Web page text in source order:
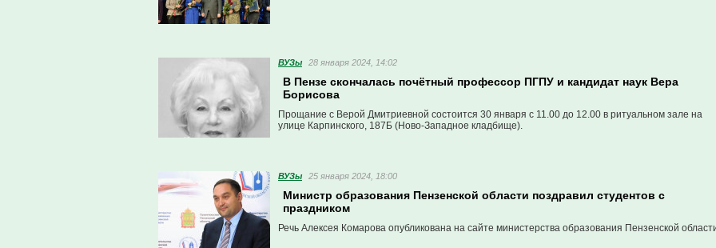
ВУЗы 28 января 2024, 14:02
В Пензе скончалась почётный профессор ПГПУ и кандидат наук Вера
Борисова
Прощание с Верой Дмитриевной состоится 30 января с 11.00 до 12.00 в ритуальном зале на
улице Карпинского, 187Б (Ново-Западное кладбище).
ВУЗы 25 января 2024, 18:00
Министр образования Пензенской области поздравил студентов с
праздником
Речь Алексея Комарова опубликована на сайте министерства образования Пензенской